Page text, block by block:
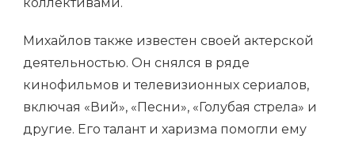
Михайлов также известен своей актерской
деятельностью. Он снялся в ряде
кинофильмов и телевизионных сериалов,
включая «Вий», «Песни», «Голубая стрела» и
другие. Его талант и харизма помогли ему